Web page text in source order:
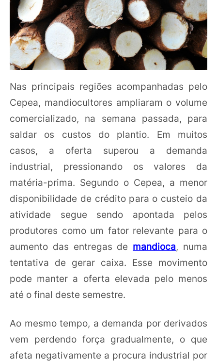
Nas principais regiões acompanhadas pelo
Cepea, mandiocultores ampliaram o volume
comercializado, na semana passada, para
saldar os custos do plantio. Em muitos
casos, a oferta superou a demanda
industrial, pressionando os valores da
matéria-prima. Segundo o Cepea, a menor
disponibilidade de crédito para o custeio da
atividade segue sendo apontada pelos
produtores como um fator relevante para o
aumento das entregas de mandioca, numa
tentativa de gerar caixa. Esse movimento
pode manter a oferta elevada pelo menos
até o final deste semestre.
Ao mesmo tempo, a demanda por derivados
vem perdendo força gradualmente, o que
afeta negativamente a procura industrial por